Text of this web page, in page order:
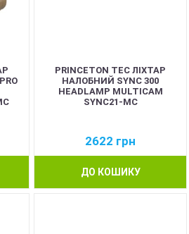
PRINCETON TEC ЛІХТАР
НАЛОБНИЙ SYNC 300
HEADLAMP MULTICAM
SYNC21-MC
2622 грн
ДО КОШИКУ